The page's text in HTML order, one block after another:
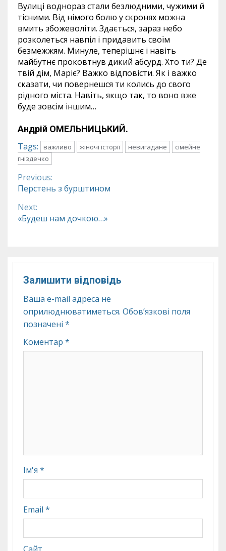
Вулиці воднораз стали безлюдними, чужими й
тісними. Від німого болю у скронях можна
вмить збожеволіти. Здається, зараз небо
розколеться навпіл і придавить своїм
безмежжям. Минуле, теперішнє і навіть
майбутнє проковтнув дикий абсурд. Хто ти? Де
твій дім, Маріє? Важко відповісти. Як і важко
сказати, чи повернешся ти колись до свого
рідного міста. Навіть, якщо так, то воно вже
буде зовсім іншим…
Андрій ОМЕЛЬНИЦЬКИЙ.
Tags: важливо жіночі історії невигадане
сімейне
гніздечко
Continue
Reading
Previous:
Перстень з бурштином
Next:
«Будеш нам дочкою…»
Залишити відповідь
Ваша e-mail адреса не
оприлюднюватиметься. Обов’язкові поля
позначені *
Коментар *
Ім'я *
Email *